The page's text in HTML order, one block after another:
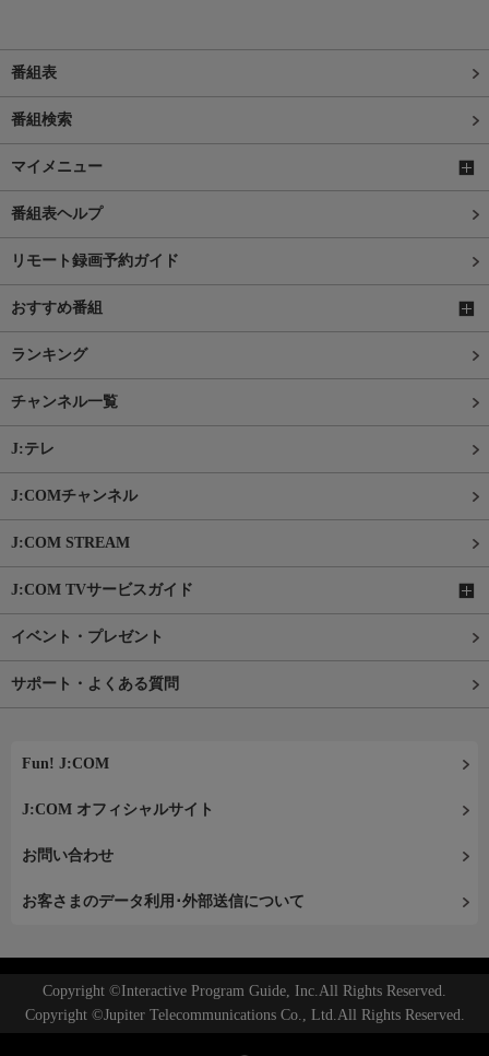
番組表
番組検索
マイメニュー
番組表ヘルプ
リモート録画予約ガイド
おすすめ番組
ランキング
チャンネル一覧
J:テレ
J:COMチャンネル
J:COM STREAM
J:COM TVサービスガイド
イベント・プレゼント
サポート・よくある質問
Fun! J:COM
J:COM オフィシャルサイト
お問い合わせ
お客さまのデータ利用･外部送信について
Copyright ©Interactive Program Guide, Inc.All Rights Reserved.
Copyright ©Jupiter Telecommunications Co., Ltd.All Rights Reserved.